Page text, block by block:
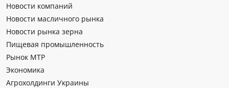
Новости компаний
Новости масличного рынка
Новости рынка зерна
Пищевая промышленность
Рынок МТР
Экономика
Агрохолдинги Украины